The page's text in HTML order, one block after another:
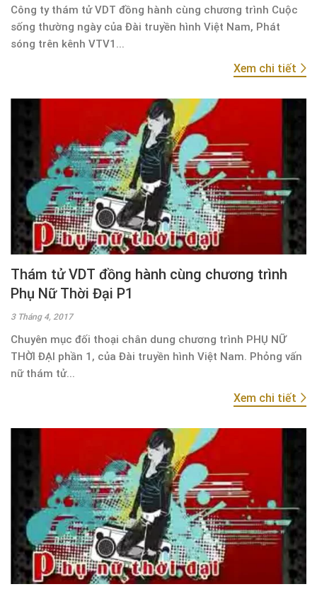
Công ty thám tử VDT đồng hành cùng chương trình Cuộc
sống thường ngày của Đài truyền hình Việt Nam, Phát
sóng trên kênh VTV1...
Xem chi tiết
Thám tử VDT đồng hành cùng chương trình
Phụ Nữ Thời Đại P1
3 Tháng 4, 2017
Chuyên mục đối thoại chân dung chương trình PHỤ NỮ
THỜI ĐẠI phần 1, của Đài truyền hình Việt Nam. Phỏng vấn
nữ thám tử...
Xem chi tiết